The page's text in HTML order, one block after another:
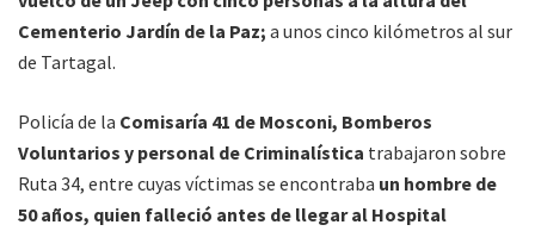
Cementerio Jardín de la Paz; a unos cinco kilómetros al sur
de Tartagal.
Policía de la Comisaría 41 de Mosconi, Bomberos
Voluntarios y personal de Criminalística trabajaron sobre
Ruta 34, entre cuyas víctimas se encontraba un hombre de
50 años, quien falleció antes de llegar al Hospital